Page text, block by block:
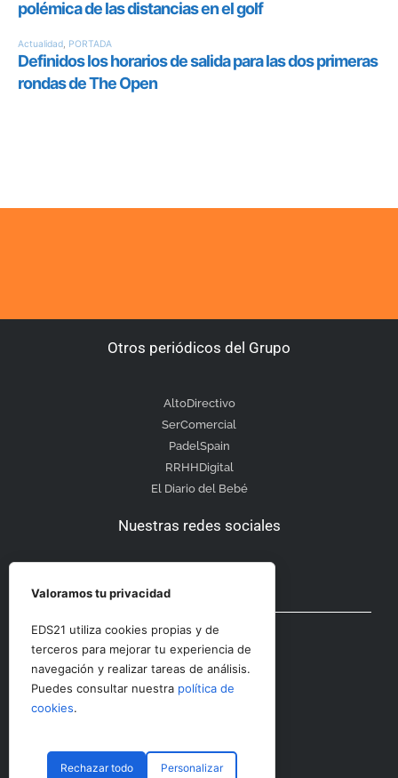
Otros periódicos del Grupo
AltoDirectivo
SerComercial
PadelSpain
RRHHDigital
El Diario del Bebé
Nuestras redes sociales
Otras secciones
Contacto
Valoramos tu privacidad
EDS21 utiliza cookies propias y de
terceros para mejorar tu experiencia de
navegación y realizar tareas de análisis.
Puedes consultar nuestra política de
cookies.
Rechazar todo Personalizar